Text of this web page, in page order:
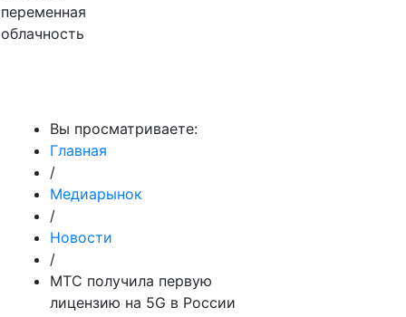
переменная
облачность
Вы просматриваете:
Главная
/
Медиарынок
/
Новости
/
МТС получила первую
лицензию на 5G в России